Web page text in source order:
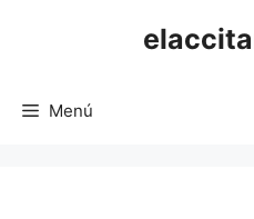
Menú